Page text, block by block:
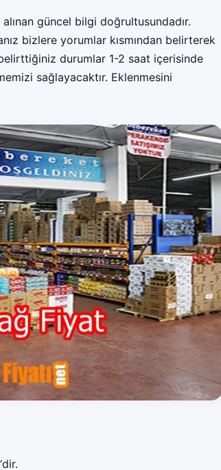
güncel bilgi doğrultusundadır.
bizlere yorumlar kısmından belirterek
durumlar 1-2 saat içerisinde
sağlayacaktır. Eklenmesini
‘dir.